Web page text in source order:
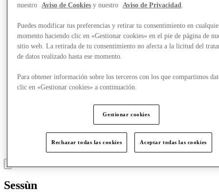
Sessùn
nuestro
Aviso de Cookies y nuestro Aviso de Privacidad
Puedes modificar tus preferencias y retirar tu consentimiento en
momento haciendo clic en «Gestionar cookies» en el pie de página de
sitio web. La retirada de tu consentimiento no afecta a la licitud del
de datos realizado hasta ese momento.
Para obtener información sobre los terceros con los que compartimos
clic en «Gestionar cookies» a continuación.
Gestionar cookies
Rechazar todas las cookies Aceptar todas las cookies